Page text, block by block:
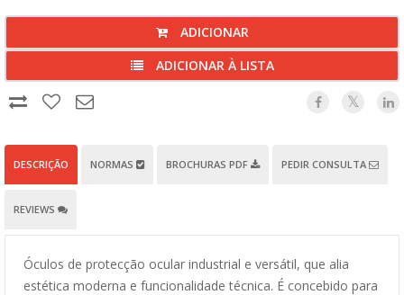
ADICIONAR
ADICIONAR À LISTA
DESCRIÇÃO NORMAS BROCHURAS PDF PEDIR CONSULTA
REVIEWS
Óculos de protecção ocular industrial e versátil, que alia
estética moderna e funcionalidade técnica. É concebido para